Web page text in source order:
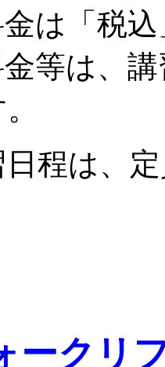
金は「税
等は、 講
程は、